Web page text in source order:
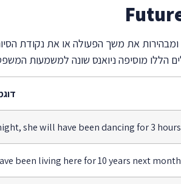
she will have been dancing for 3 hours
been living here for 10 years next month